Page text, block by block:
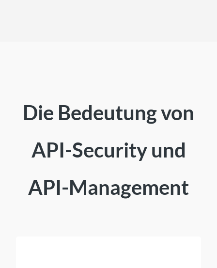
Die Bedeutung von
API-Security und
API-Management